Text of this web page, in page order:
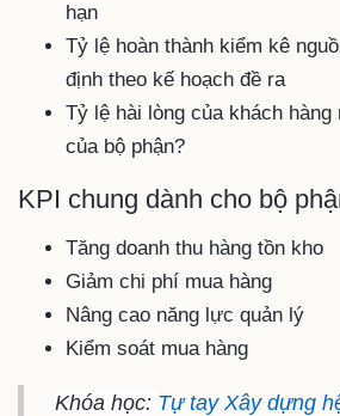
hạn
Tỷ lệ hoàn thành kiểm kê
định theo kế hoạch đề ra
Tỷ lệ hài lòng của khách hàng
của bộ phận?
KPI chung dành cho bộ
Tăng doanh thu hàng tồn kho
Giảm chi phí mua hàng
Nâng cao năng lực quản lý
Kiểm soát mua hàng
Khóa học: Tự tay Xây dựng